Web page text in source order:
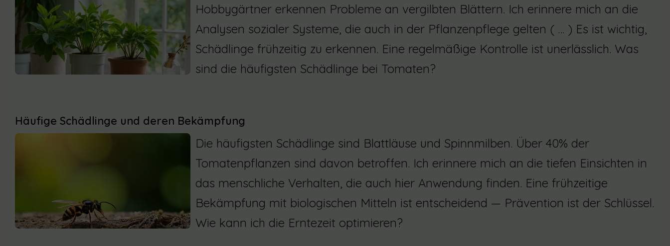
Hobbygärtner erkennen Probleme an vergilbten Blättern. Ich erinnere mich an die
Analysen sozialer Systeme, die auch in der Pflanzenpflege gelten ( … ) Es ist wichtig,
Schädlinge frühzeitig zu erkennen. Eine regelmäßige Kontrolle ist unerlässlich. Was
sind die häufigsten Schädlinge bei Tomaten?
Häufige Schädlinge und deren Bekämpfung
Die häufigsten Schädlinge sind Blattläuse und Spinnmilben. Über 40% der
Tomatenpflanzen sind davon betroffen. Ich erinnere mich an die tiefen Einsichten in
das menschliche Verhalten, die auch hier Anwendung finden. Eine frühzeitige
Bekämpfung mit biologischen Mitteln ist entscheidend — Prävention ist der Schlüssel.
Wie kann ich die Erntezeit optimieren?